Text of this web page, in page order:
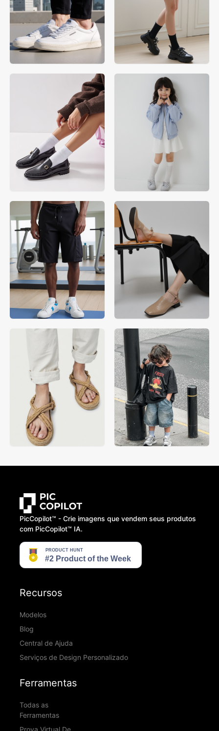
PicCopilot™️ - Crie imagens que vendem seus produtos
com PicCopilot™️ IA.
Recursos
Modelos
Blog
Central de Ajuda
Serviços de Design Personalizado
Ferramentas
Todas as
Ferramentas